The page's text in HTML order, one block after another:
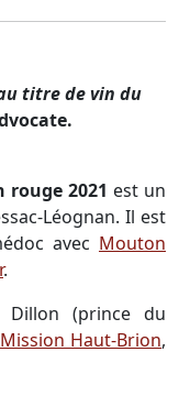
titre de vin du
rouge 2021 est un
Léognan. Il est
avec Mouton
.
Dillon (prince du
Haut-Brion,